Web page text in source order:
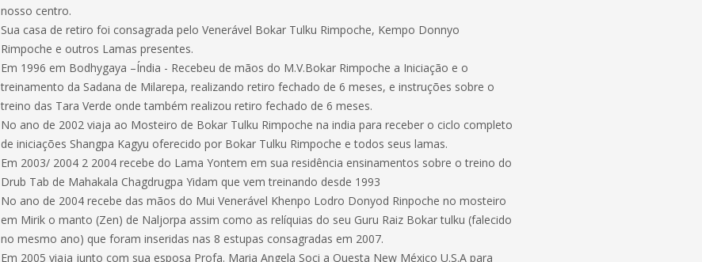
nosso centro.
Sua casa de retiro foi consagrada pelo Venerável Bokar Tulku Rimpoche, Kempo Donnyo
Rimpoche e outros Lamas presentes.
Em 1996 em Bodhygaya –Índia - Recebeu de mãos do M.V.Bokar Rimpoche a Iniciação e o
treinamento da Sadana de Milarepa, realizando retiro fechado de 6 meses, e instruções sobre o
treino das Tara Verde onde também realizou retiro fechado de 6 meses.
No ano de 2002 viaja ao Mosteiro de Bokar Tulku Rimpoche na india para receber o ciclo completo
de iniciações Shangpa Kagyu oferecido por Bokar Tulku Rimpoche e todos seus lamas.
Em 2003/ 2004 2 2004 recebe do Lama Yontem em sua residência ensinamentos sobre o treino do
Drub Tab de Mahakala Chagdrugpa Yidam que vem treinando desde 1993
No ano de 2004 recebe das mãos do Mui Venerável Khenpo Lodro Donyod Rinpoche no mosteiro
em Mirik o manto (Zen) de Naljorpa assim como as relíquias do seu Guru Raiz Bokar tulku (falecido
no mesmo ano) que foram inseridas nas 8 estupas consagradas em 2007.
Em 2005 viaja junto com sua esposa Profa. Maria Angela Soci a Questa New México U.S.A para